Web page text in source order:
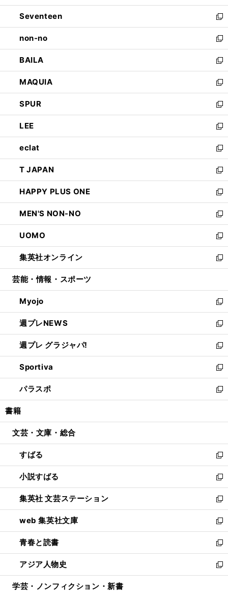
開
く
ウ
で
開
く
ン
ド
ウ
で
開
く
Seventeen
新
し
い
ウ
ィ
ン
ド
ウ
で
開
く
non-no
新
し
い
ウ
ィ
ン
ド
ウ
で
開
く
BAILA
新
し
い
ウ
ィ
ン
ド
ウ
で
開
く
MAQUIA
新
し
い
ウ
ィ
ン
ド
ウ
で
開
く
SPUR
新
し
い
ウ
ィ
ン
ド
ウ
で
開
く
LEE
新
し
い
ウ
ィ
ン
ド
ウ
で
開
く
eclat
新
し
い
ウ
ィ
ン
ド
ウ
で
開
く
T JAPAN
新
し
い
ウ
ィ
ン
ド
ウ
で
開
HAPPY PLUS ONE
新
し
い
ウ
ィ
ン
ド
ウ
開
く
MEN'S NON-NO
新
し
い
ウ
ィ
ン
ウ
で
開
く
UOMO
新
し
い
ウ
ン
ド
ウ
で
開
く
集英社オンライン
新
し
ウ
ィ
ン
ド
ウ
で
開
く
芸能・情報・スポーツ
Myojo
新
し
い
ウ
ィ
ン
ド
ウ
で
開
週プレNEWS
新
し
い
ウ
ィ
ン
ド
ウ
開
週プレ グラジャパ!
新
し
い
ウ
ィ
ン
ウ
開
く
Sportiva
新
し
い
ウ
ン
ウ
で
開
く
パラスポ
新
し
ウ
ン
ド
ウ
で
開
く
書籍
文芸・文庫・総合
すばる
新
し
い
ウ
ィ
ン
ド
ウ
で
開
く
小説すばる
新
し
い
ウ
ィ
ン
ド
ウ
で
開
集英社 文芸ステーション
新
し
い
ウ
ィ
ン
ド
ウ
web 集英社文庫
新
し
い
ウ
ィ
ン
青春と読書
新
し
い
ウ
アジア人物史
新
し
学芸・ノンフィクション・新書